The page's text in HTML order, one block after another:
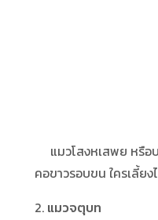
เสนาะโส
ขาวที่ริม
เวียนเถลิ
ตาดั่งศรี
แมวโสงหเสพย หรือบ
คอขาวรอบขน ใครเลี้ย
2. แมวจตุบท